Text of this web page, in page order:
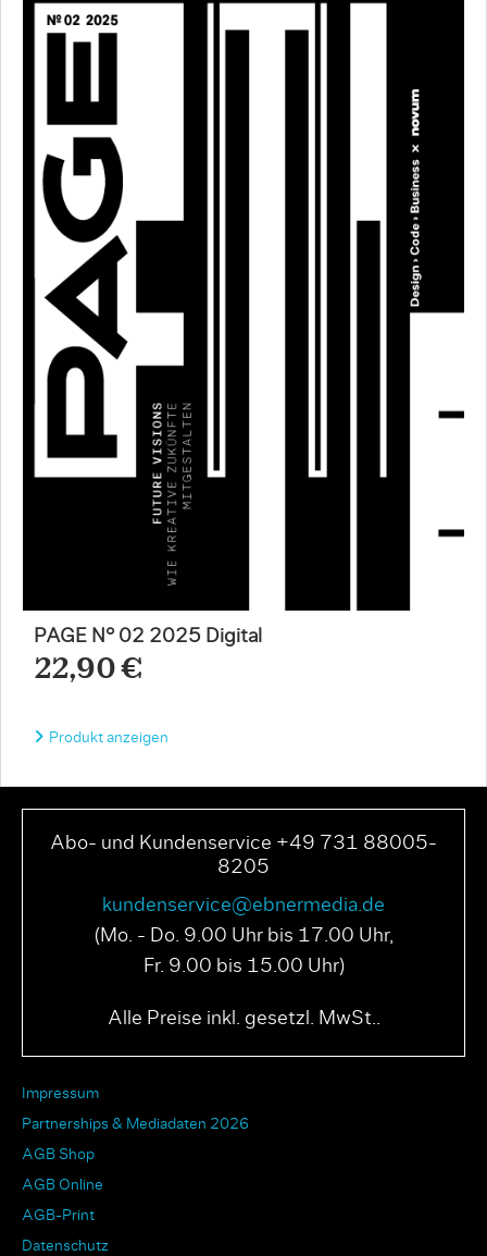
PAGE N° 02 2025 Digital
22,90 €
Produkt anzeigen
Abo- und Kundenservice +49 731 88005-
8205
kundenservice@ebnermedia.de
(Mo. - Do. 9.00 Uhr bis 17.00 Uhr,
Fr. 9.00 bis 15.00 Uhr)
Alle Preise inkl. gesetzl. MwSt..
Impressum
Partnerships & Mediadaten 2026
AGB Shop
AGB Online
AGB-Print
Datenschutz